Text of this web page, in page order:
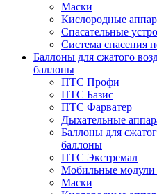
Маски
Кислородные
Спасательные
Система спасения
Баллоны для сжатого
баллоны
ПТС Профи
ПТС Базис
ПТС Фарватер
Дыхательные
Баллоны для
баллоны
ПТС Экстремал
Мобильные
Маски